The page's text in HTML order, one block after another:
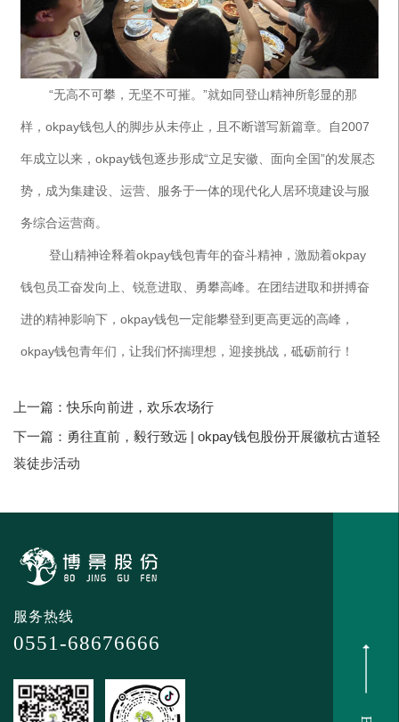
“无高不可攀，无坚不可摧。”就如同登山精神所彰显的那
样，okpay钱包人的脚步从未停止，且不断谱写新篇章。自2007
年成立以来，okpay钱包逐步形成“立足安徽、面向全国”的发展态
势，成为集建设、运营、服务于一体的现代化人居环境建设与服
务综合运营商。
登山精神诠释着okpay钱包青年的奋斗精神，激励着okpay
钱包员工奋发向上、锐意进取、勇攀高峰。在团结进取和拼搏奋
进的精神影响下，okpay钱包一定能攀登到更高更远的高峰，
okpay钱包青年们，让我们怀揣理想，迎接挑战，砥砺前行！
上一篇：快乐向前进，欢乐农场行
下一篇：勇往直前，毅行致远 | okpay钱包股份开展徽杭古道轻
装徒步活动
服务热线
0551-68676666